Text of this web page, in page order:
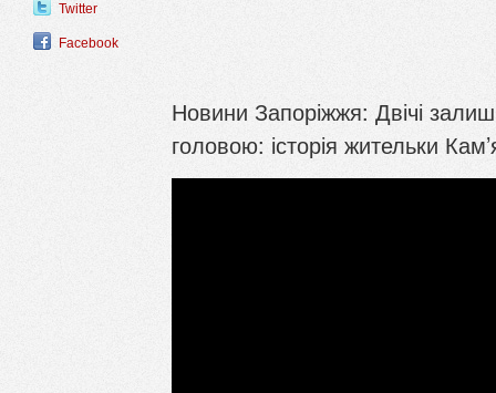
Twitter
Facebook
Новини Запоріжжя: Двічі
головою: історія жительки